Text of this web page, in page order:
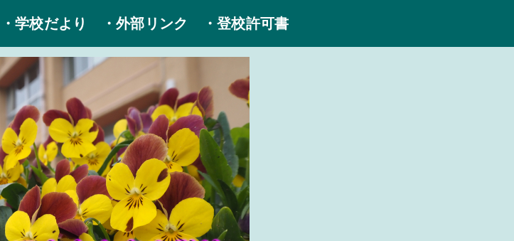
・学校だより ・外部リンク ・登校許可書